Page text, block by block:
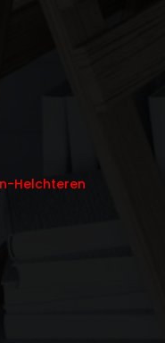
Helchteren